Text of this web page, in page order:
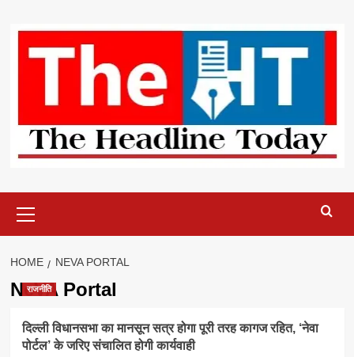
content
Menu
HOME NEVA PORTAL
NeVA Portal
राजनीति
दिल्ली विधानसभा का मानसून सत्र होगा पूरी तरह कागज रहित, ‘नेवा
पोर्टल’ के जरिए संचालित होगी कार्यवाही